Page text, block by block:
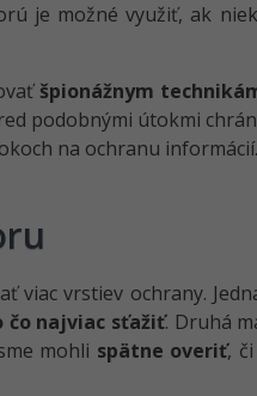
je možné využiť, ak
špionážnym
podobnými útokmi
na ochranu informácií.
viac vrstiev ochrany.
čo najviac sťažiť. Druhá
mohli spätne overiť,